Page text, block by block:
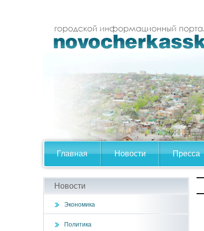
Главная Новости Пресса
Новости
Экономика
Политика